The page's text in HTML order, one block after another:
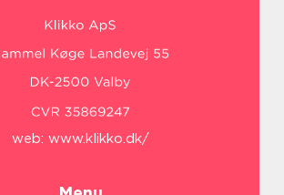
web: www.klikko.dk/